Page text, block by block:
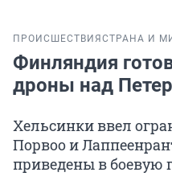
ПРОИСШЕСТВИЯ СТРАНА И
Финляндия
дроны над
Хельсинки ввел
Порвоо и
приведены в боевую